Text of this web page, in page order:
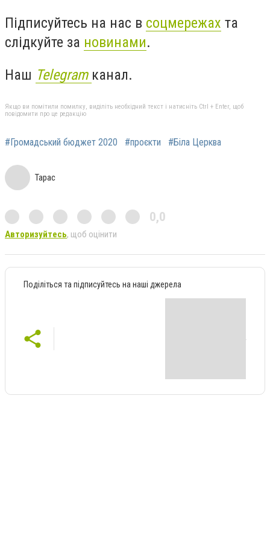
Підписуйтесь на нас в соцмережах та
слідкуйте за новинами.
Наш Telegram канал.
Якщо ви помітили помилку, виділіть необхідний текст і натисніть Ctrl + Enter, щоб
повідомити про це редакцію
#Громадський бюджет 2020 #проєкти #Біла Церква
Тарас
0,0
Авторизуйтесь, щоб оцінити
Поділіться та підписуйтесь на наші джерела